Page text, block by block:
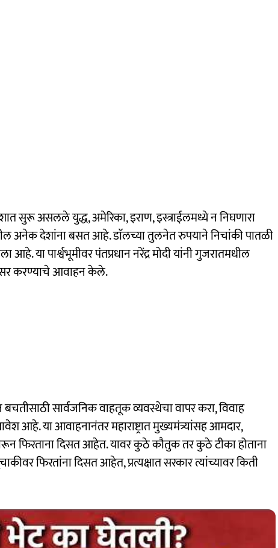
सुरू असलले युद्ध, अमेरिका, इराण, इस्त्राईलमध्ये न निघणारा
अनेक देशांना बसत आहे. डाॅलच्या तुलनेत रुपयाने निचांकी पातळी
या पार्श्वभूमीवर पंतप्रधान नरेंद्र मोदी यांनी गुजरातमधील
करण्याचे आवाहन केले.
सार्वजनिक वाहतूक व्यवस्थेचा वापर करा, विवाह
आहे. या आवाहनानंतर महाराष्ट्रात मुख्यमंत्र्यांसह आमदार,
फिरताना दिसत आहेत. यावर कुठे कौतुक तर कुठे टीका होताना
फिरतांना दिसत आहेत, प्रत्यक्षात सरकार त्यांच्यावर किती